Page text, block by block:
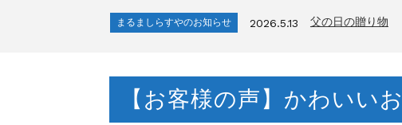
まるましらすやのお知らせ 2026.5.13 父の日の贈り物
まるましらすやのお知らせ 2026.1.15 合格を❝しらす❞！
まるましらすやのお知らせ 2026.6.22 夏の贈り物
【お客様の声】かわいい